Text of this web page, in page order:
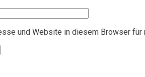
und Website in diesem Browser